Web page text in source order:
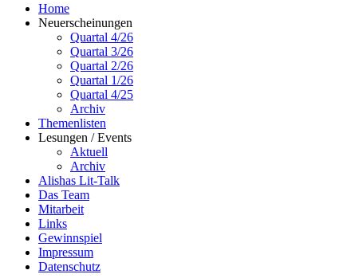
Home
Neuerscheinungen
Quartal 4/26
Quartal 3/26
Quartal 2/26
Quartal 1/26
Quartal 4/25
Archiv
Themenlisten
Lesungen / Events
Aktuell
Archiv
Alishas Lit-Talk
Das Team
Mitarbeit
Links
Gewinnspiel
Impressum
Datenschutz